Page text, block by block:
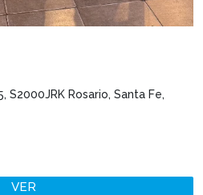
S2000JRK Rosario, Santa Fe,
VER